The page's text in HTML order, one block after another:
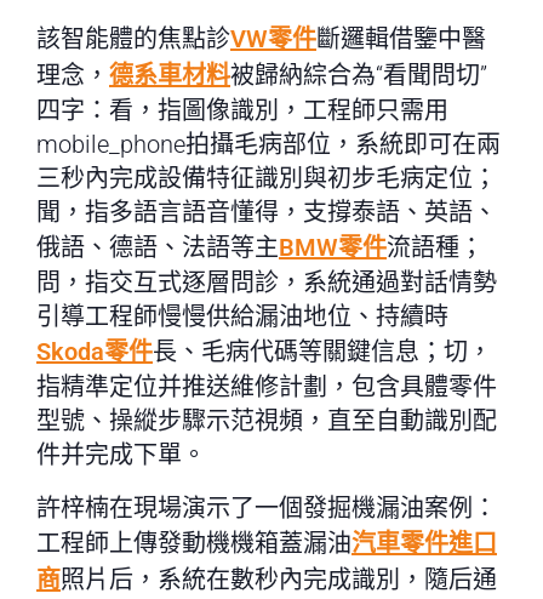
該智能體的焦點診VW零件斷邏輯借鑒中醫
理念， 德系車材料被歸納綜合為“看聞問切”
四字：看，指圖像識別，工程師只需用
mobile_phone拍攝毛病部位，系統即可在兩
三秒內完成設備特征識別與初步毛病定位；
聞，指多語言語音懂得，支撐泰語、英語、
俄語、德語、法語等主BMW零件流語種；
問，指交互式逐層問診，系統通過對話情勢
引導工程師慢慢供給漏油地位、持續時
Skoda零件長、毛病代碼等關鍵信息；切，
指精準定位并推送維修計劃，包含具體零件
型號、操縱步驟示范視頻，直至自動識別配
件并完成下單。
許梓楠在現場演示了一個發掘機漏油案例：
工程師上傳發動機機箱蓋漏油汽車零件進口
商照片后，系統在數秒內完成識別，隨后通